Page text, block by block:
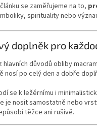
se zaměřujeme na to,
spirituality nebo
doplněk pro
hlavních důvodů obliby
nosí po celý den a dobře
se k ležérnímu i
je nosit samostatně nebo
těžce ani rušivě.